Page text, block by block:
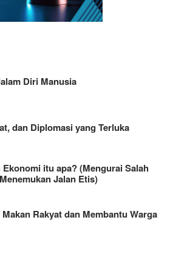
Diri Manusia
dan Diplomasi yang Terluka
itu apa? (Mengurai Salah
Jalan Etis)
Rakyat dan Membantu Warga